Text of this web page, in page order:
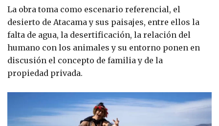
La obra toma como escenario referencial, el
desierto de Atacama y sus paisajes, entre ellos la
falta de agua, la desertificación, la relación del
humano con los animales y su entorno ponen en
discusión el concepto de familia y de la
propiedad privada.